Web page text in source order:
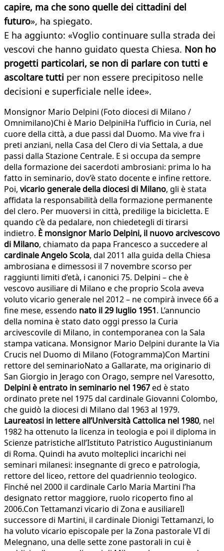
capire, ma che sono quelle dei cittadini del
futuro», ha spiegato.
E ha aggiunto: «Voglio continuare sulla strada dei
vescovi che hanno guidato questa Chiesa. Non ho
progetti particolari, se non di parlare con tutti e
ascoltare tutti per non essere precipitoso nelle
decisioni e superficiale nelle idee».
Monsignor Mario Delpini (Foto diocesi di Milano /
Omnimilano)Chi è Mario DelpiniHa l’ufficio in Curia, nel
cuore della città, a due passi dal Duomo. Ma vive fra i
preti anziani, nella Casa del Clero di via Settala, a due
passi dalla Stazione Centrale. E si occupa da sempre
della formazione dei sacerdoti ambrosiani: prima lo ha
fatto in seminario, dov’è stato docente e infine rettore.
Poi, vicario generale della diocesi di Milano, gli è stata
affidata la responsabilità della formazione permanente
del clero. Per muoversi in città, predilige la bicicletta. E
quando c’è da pedalare, non chiedetegli di tirarsi
indietro. È monsignor Mario Delpini, il nuovo arcivescovo
di Milano, chiamato da papa Francesco a succedere al
cardinale Angelo Scola, dal 2011 alla guida della Chiesa
ambrosiana e dimessosi il 7 novembre scorso per
raggiunti limiti d’età, i canonici 75. Delpini – che è
vescovo ausiliare di Milano e che proprio Scola aveva
voluto vicario generale nel 2012 – ne compirà invece 66 a
fine mese, essendo nato il 29 luglio 1951. L’annuncio
della nomina è stato dato oggi presso la Curia
arcivescovile di Milano, in contemporanea con la Sala
stampa vaticana. Monsignor Mario Delpini durante la Via
Crucis nel Duomo di Milano (Fotogramma)Con Martini
rettore del seminarioNato a Gallarate, ma originario di
San Giorgio in Jerago con Orago, sempre nel Varesotto,
Delpini è entrato in seminario nel 1967ed è stato
ordinato prete nel 1975 dal cardinale Giovanni Colombo,
che guidò la diocesi di Milano dal 1963 al 1979.
Laureatosi in lettere all’Università Cattolica nel 1980, nel
1982 ha ottenuto la licenza in teologia e poi il diploma in
Scienze patristiche all’Istituto Patristico Augustinianum
di Roma. Quindi ha avuto molteplici incarichi nei
seminari milanesi: insegnante di greco e patrologia,
rettore del liceo, rettore del quadriennio teologico.
Finché nel 2000 il cardinale Carlo Maria Martini l’ha
designato rettor maggiore, ruolo ricoperto fino al
2006.Con Tettamanzi vicario di Zona e ausiliareIl
successore di Martini, il cardinale Dionigi Tettamanzi, lo
ha voluto vicario episcopale per la Zona pastorale VI di
Melegnano, una delle sette zone pastorali in cui è